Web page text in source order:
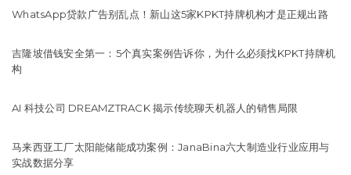
WhatsApp贷款广告别乱点！新山这5家KPKT持牌机构才是正规出路
吉隆坡借钱安全第一：5个真实案例告诉你，为什么必须找KPKT持牌机
构
AI 科技公司 DREAMZTRACK 揭示传统聊天机器人的销售局限
马来西亚工厂太阳能储能成功案例：JanaBina六大制造业行业应用与
实战数据分享